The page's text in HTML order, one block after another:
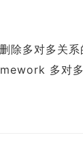
多对多关系
多对